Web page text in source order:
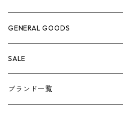
ケミカル
その他
冬季用品
その他
クーラーボックス
ナイフ
車外グッズ
芳香剤
トップス
ボトムス
アンダーウェア
GENERAL GOODS
ウォレット
エアーフレッシュナー
SALE
ブランド一覧